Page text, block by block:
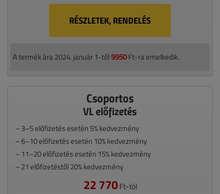
RÉSZLETEK, RENDELÉS
A termék ára 2024. január 1-től9950Ft-ra emelkedik.
Csoportos
VL előfizetés
– 3–5 előfizetés esetén 5% kedvezmény
– 6–10 előfizetés esetén 10% kedvezmény
– 11–20 előfizetés esetén 15% kedvezmény
– 21 előfizetéstől 20% kedvezmény
22 770Ft-tól